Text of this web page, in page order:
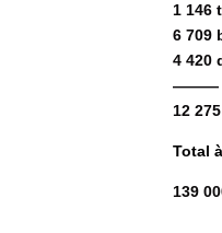
1 146
6 709
4 420
———
12
Total
139